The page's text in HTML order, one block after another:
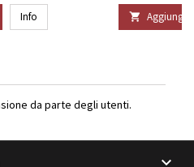
Info  Aggiungi
da parte degli utenti.
